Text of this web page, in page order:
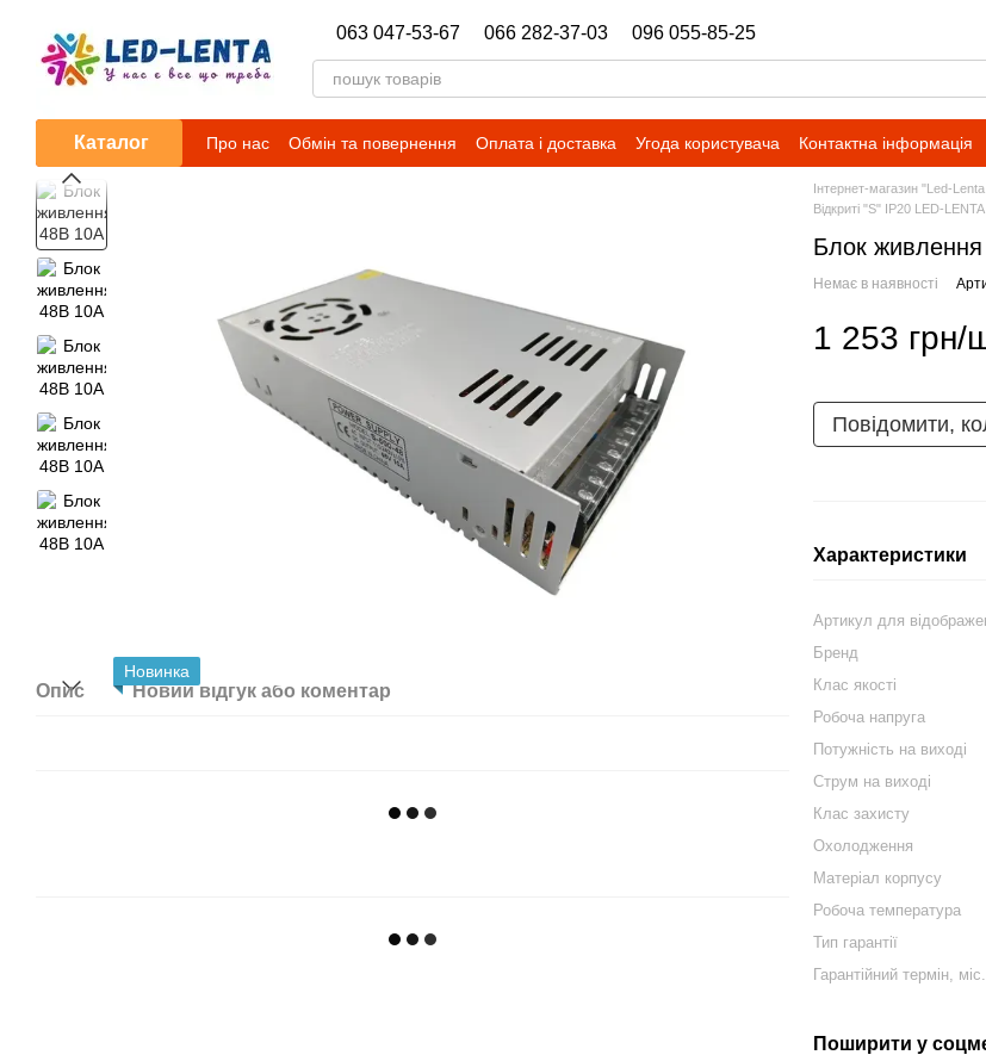
063 047-53-67 066 282-37-03 096 055-85-25
Каталог Про нас Обмін та повернення Оплата і доставка Угода користувача Контактна інформація
Новини
Новинка
Опис Новий відгук або коментар
Інтернет-магазин "Led-
Відкриті "S" IP20 LED-LENTA
Блок
Немає в наявності
1 253 грн/
Повідомити,
Характеристики
Артикул для
Бренд
Клас якості
Робоча напруга
Потужність на виході
Струм на виході
Клас захисту
Охолодження
Матеріал корпусу
Робоча температура
Тип гарантії
Гарантійний термін, міс.
Поширити у